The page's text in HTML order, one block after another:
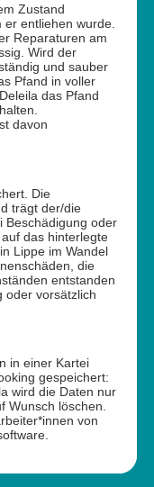
Zustand
entliehen wurde.
Reparaturen am
Wird der
und sauber
Pfand in voller
das Pfand
davon
Die
trägt der/die
Beschädigung oder
das hinterlegte
Lippe im Wandel
die
entstanden
oder vorsätzlich
in einer Kartei
gespeichert:
wird die Daten nur
Wunsch löschen.
von